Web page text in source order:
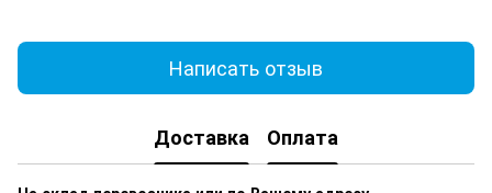
Написать отзыв
Доставка Оплата